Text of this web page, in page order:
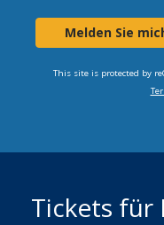
Melden Sie
This site is protected by
Tickets für